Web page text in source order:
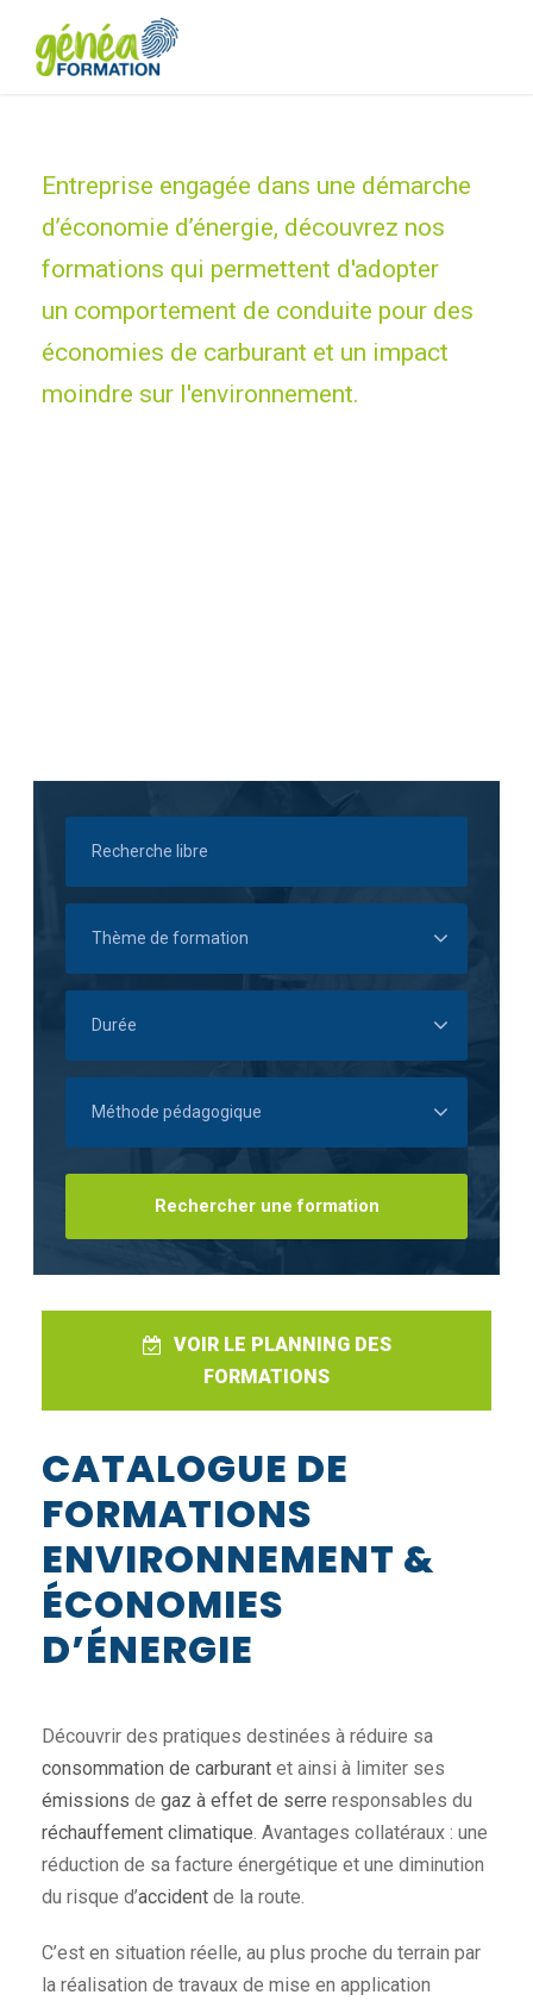
Entreprise engagée dans une démarche
d’économie d’énergie, découvrez nos
formations qui permettent d'adopter
un comportement de conduite pour des
économies de carburant et un impact
moindre sur l'environnement.
VOIR LE PLANNING DES
FORMATIONS
CATALOGUE DE
FORMATIONS
ENVIRONNEMENT &
ÉCONOMIES
D’ÉNERGIE
Découvrir des pratiques destinées à réduire sa
consommation de carburant et ainsi à limiter ses
émissions de gaz à effet de serre responsables du
réchauffement climatique . Avantages collatéraux : une
réduction de sa facture énergétique et une diminution
du risque d’accident de la route.
C’est en situation réelle, au plus proche du terrain par
la réalisation de travaux de mise en application